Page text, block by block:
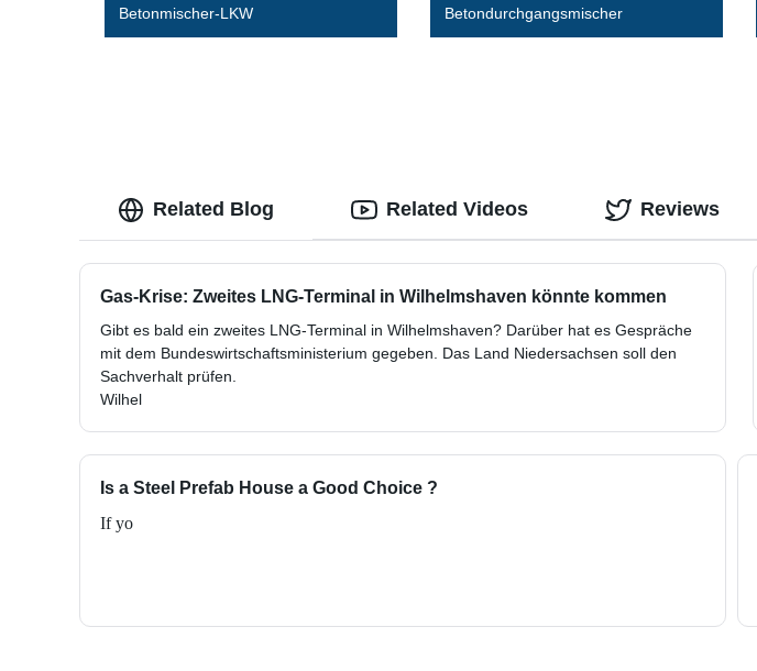
Betonmischer-LKW
Betondurchgangsmischer
Related Blog
Gas-Krise: Zweites LNG-Terminal in Wilhelmshaven könnte kommen
Gibt es bald ein zweites LNG-Terminal in Wilhelmshaven? Darüber hat es Gespräche
mit dem Bundeswirtschaftsministerium gegeben. Das Land Niedersachsen soll den
Sachverhalt prüfen.
Wilhel
Is a Steel Prefab House a Good Choice ?
If yo
Related Videos Reviews